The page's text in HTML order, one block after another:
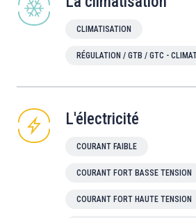
CLIMATISATION
RÉGULATION / GTB / GTC -
L'électricité
COURANT FAIBLE
COURANT FORT BASSE TENSION
COURANT FORT HAUTE TENSION